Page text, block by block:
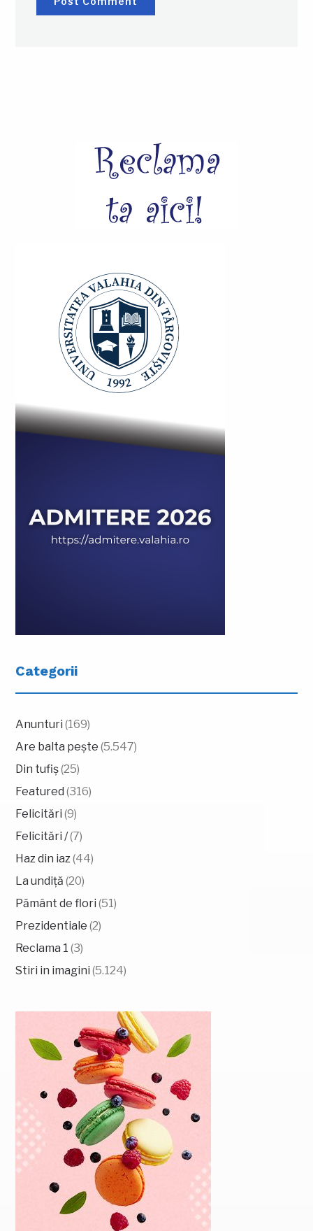
Categorii
Anunturi (169)
Are balta pește (5.547)
Din tufiș(25)
Featured (316)
Felicitări (9)
Felicitări /(7)
Haz din iaz (44)
La undiță (20)
Pământ de flori (51)
Prezidentiale (2)
Reclama 1 (3)
Stiri in imagini (5.124)